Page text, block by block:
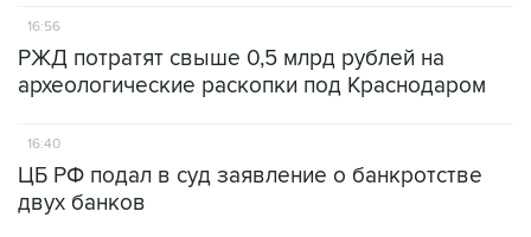
16:56
РЖД потратят свыше 0,5 млрд рублей на
археологические раскопки под Краснодаром
16:40
ЦБ РФ подал в суд заявление о банкротстве
двух банков